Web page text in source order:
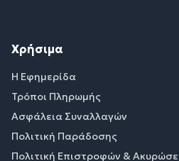
Χρήσιμα
Η Εφημερίδα
Τρόποι Πληρωμής
Ασφάλεια Συναλλαγών
Πολιτική Παράδοσης
Πολιτική Επιστροφών &